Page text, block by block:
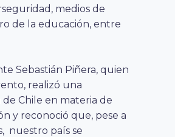
medios de
de la educación, entre
Sebastián Piñera, quien
realizó una
Chile en materia de
y reconoció que, pese a
nuestro país se